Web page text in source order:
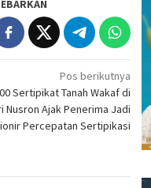
Pos berikutnya
Sertipikat Tanah Wakaf di
Nusron Ajak Penerima Jadi
Percepatan Sertipikasi